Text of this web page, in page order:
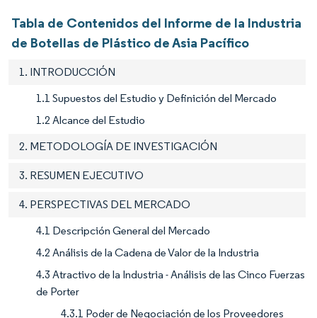
Tabla de Contenidos del Informe de la Industria
de Botellas de Plástico de Asia Pacífico
1. INTRODUCCIÓN
1.1 Supuestos del Estudio y Definición del Mercado
1.2 Alcance del Estudio
2. METODOLOGÍA DE INVESTIGACIÓN
3. RESUMEN EJECUTIVO
4. PERSPECTIVAS DEL MERCADO
4.1 Descripción General del Mercado
4.2 Análisis de la Cadena de Valor de la Industria
4.3 Atractivo de la Industria - Análisis de las Cinco Fuerzas
de Porter
4.3.1 Poder de Negociación de los Proveedores